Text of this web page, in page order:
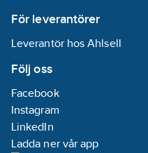
För leverantörer
Leverantör hos Ahlsell
Följ oss
Facebook
Instagram
LinkedIn
Ladda ner vår app